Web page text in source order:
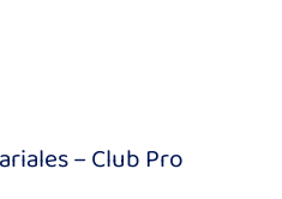
– Club Pro